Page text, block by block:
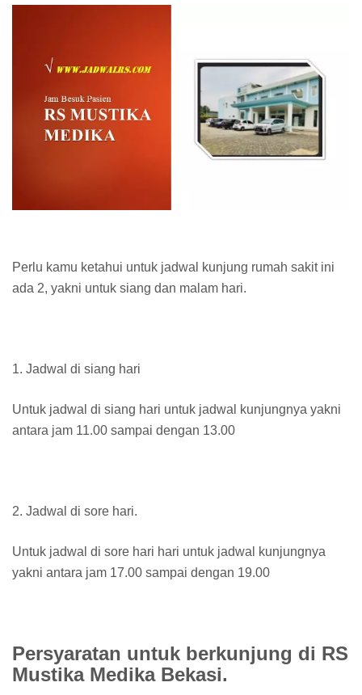
Perlu kamu ketahui untuk jadwal kunjung rumah sakit ini
ada 2, yakni untuk siang dan malam hari.
1. Jadwal di siang hari
Untuk jadwal di siang hari untuk jadwal kunjungnya yakni
antara jam 11.00 sampai dengan 13.00
2. Jadwal di sore hari.
Untuk jadwal di sore hari hari untuk jadwal kunjungnya
yakni antara jam 17.00 sampai dengan 19.00
Persyaratan untuk berkunjung di RS
Mustika Medika Bekasi.